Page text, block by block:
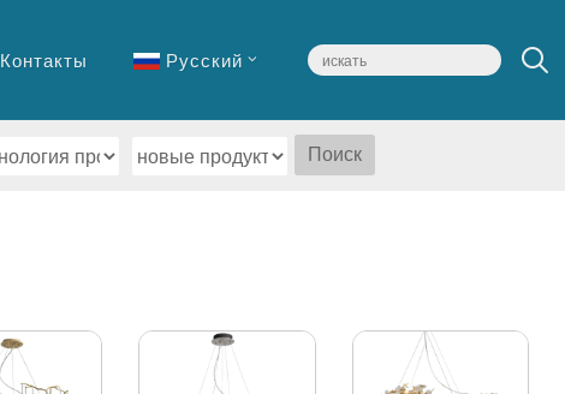
Контакты Русский
Поиск